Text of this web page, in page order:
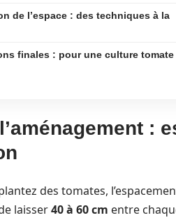
de l’espace : des techniques à la
finales : pour une culture tomate
:
des tomates,
laisser40 à 60 cm entre